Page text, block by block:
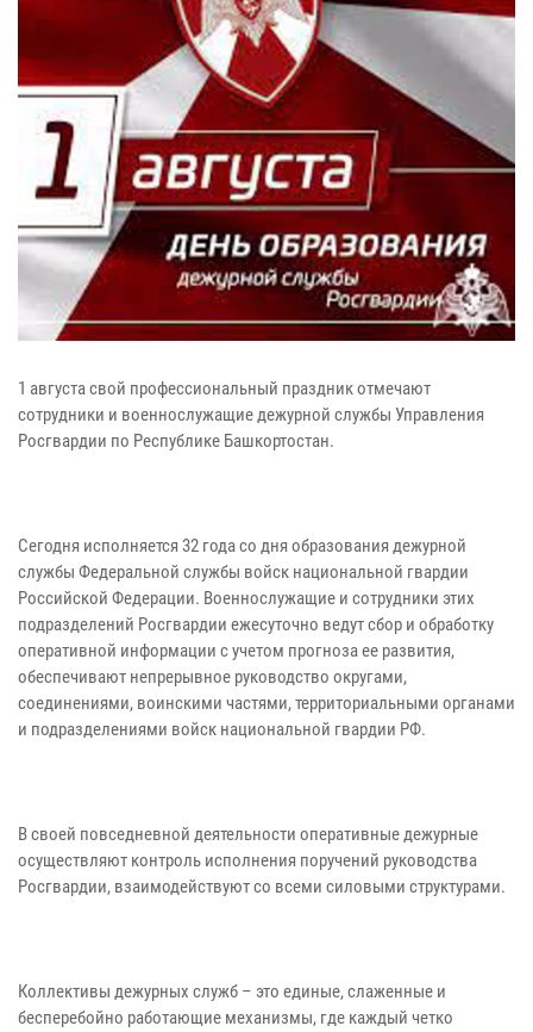
1 августа свой профессиональный праздник отмечают
сотрудники и военнослужащие дежурной службы Управления
Росгвардии по Республике Башкортостан.
Сегодня исполняется 32 года со дня образования дежурной
службы Федеральной службы войск национальной гвардии
Российской Федерации. Военнослужащие и сотрудники этих
подразделений Росгвардии ежесуточно ведут сбор и обработку
оперативной информации с учетом прогноза ее развития,
обеспечивают непрерывное руководство округами,
соединениями, воинскими частями, территориальными органами
и подразделениями войск национальной гвардии РФ.
В своей повседневной деятельности оперативные дежурные
осуществляют контроль исполнения поручений руководства
Росгвардии, взаимодействуют со всеми силовыми структурами.
Коллективы дежурных служб – это единые, слаженные и
бесперебойно работающие механизмы, где каждый четко